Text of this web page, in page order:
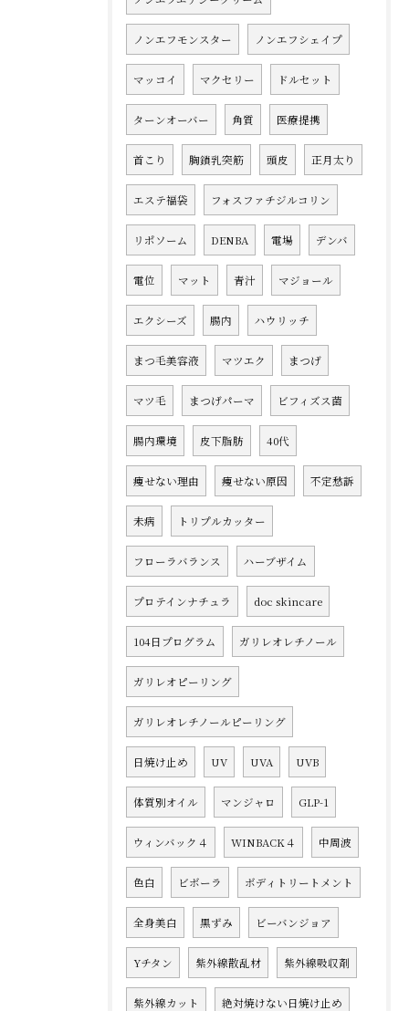
ノンエフモンスター ノンエフシェイプ
マッコイ マクセリー ドルセット
ターンオーバー 角質 医療提携
首こり 胸鎖乳突筋 頭皮 正月太り
エステ福袋 フォスファチジルコリン
リポソーム DENBA 電場 デンバ
電位 マット 青汁 マジョール
エクシーズ 腸内 ハウリッチ
まつ毛美容液 マツエク まつげ
マツ毛 まつげパーマ ビフィズス菌
腸内環境 皮下脂肪 40代
痩せない理由 痩せない原因 不定愁訴
未病 トリプルカッター
フローラバランス ハーブザイム
プロテインナチュラ doc skincare
104日プログラム ガリレオレチノール
ガリレオピーリング
ガリレオレチノールピーリング
日焼け止め UV UVA UVB
体質別オイル マンジャロ GLP-1
ウィンバック４ WINBACK４ 中周波
色白 ビボーラ ボディトリートメント
全身美白 黒ずみ ビーバンジョア
Yチタン 紫外線散乱材 紫外線吸収剤
紫外線カット 絶対焼けない日焼け止め